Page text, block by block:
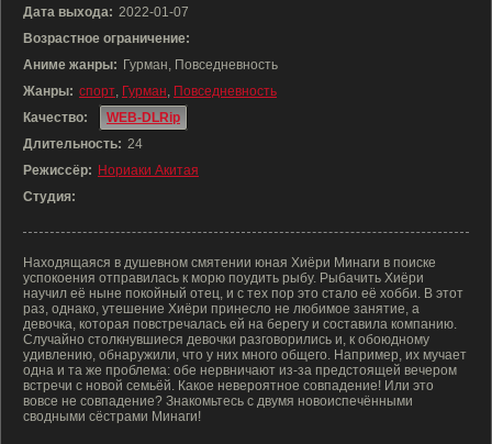
Дата выхода: 2022-01-07
Возрастное ограничение:
Аниме жанры: Гурман, Повседневность
Жанры: спорт, Гурман, Повседневность
Качество:
WEB-DLRip
Длительность: 24
Режиссёр: Нориаки Акитая
Студия:
Находящаяся в душевном смятении юная Хиёри Минаги в поиске
успокоения отправилась к морю поудить рыбу. Рыбачить Хиёри
научил её ныне покойный отец, и с тех пор это стало её хобби. В этот
раз, однако, утешение Хиёри принесло не любимое занятие, а
девочка, которая повстречалась ей на берегу и составила компанию.
Случайно столкнувшиеся девочки разговорились и, к обоюдному
удивлению, обнаружили, что у них много общего. Например, их мучает
одна и та же проблема: обе нервничают из-за предстоящей вечером
встречи с новой семьёй. Какое невероятное совпадение! Или это
вовсе не совпадение? Знакомьтесь с двумя новоиспечёнными
сводными сёстрами Минаги!